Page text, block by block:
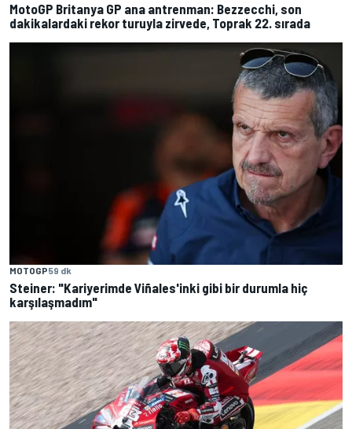
MotoGP Britanya GP ana antrenman: Bezzecchi, son
dakikalardaki rekor turuyla zirvede, Toprak 22. sırada
MOTOGP59 dk
Steiner: "Kariyerimde Viñales'inki gibi bir durumla hiç
karşılaşmadım"